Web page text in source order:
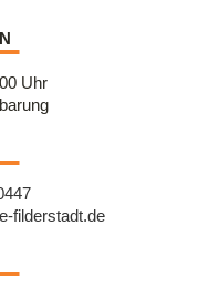
Uhr
filderstadt.de